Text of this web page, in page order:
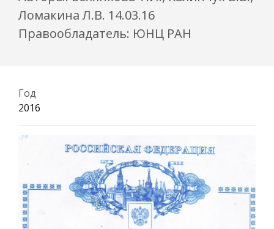
Ломакина Л.В. 14.03.16
Правообладатель: ЮНЦ РАН
Год
2016